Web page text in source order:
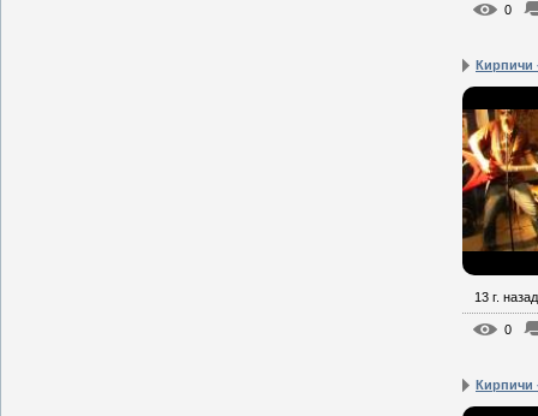
0
Кирпичи
13 г. назад
0
Кирпичи